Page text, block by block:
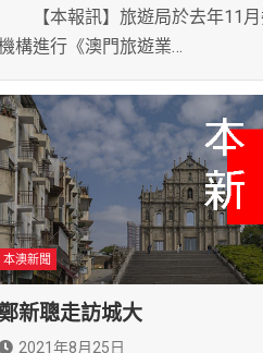
【本報訊】旅遊局於去年11月
構進行《澳門旅遊業…
本澳新聞
鄭新聰走訪城大
2021年8月25日